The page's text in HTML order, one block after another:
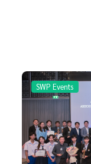
SWP Events